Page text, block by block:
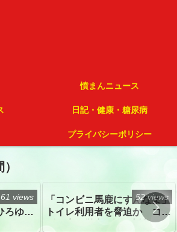
憤まんニュース
日記・健康・糖尿病
プライバシーポリシー
ろゆき
61 views
「コンビニ馬鹿にすんなよ」
トイレ利用者を脅迫か コン
52 views